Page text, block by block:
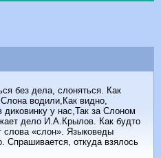
без дела, слоняться. Как
водили,Как видно,
у нас,Так за Слоном
дело И.А.Крылов. Как будто
слова «слон». Языковеды
Спрашивается, откуда взялось